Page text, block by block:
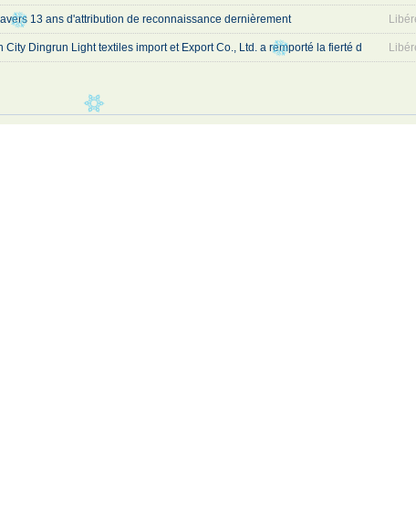
13 ans d'attribution de reconnaissance dernièrement
City Dingrun Light textiles import et Export Co., Ltd. a remporté la fierté d